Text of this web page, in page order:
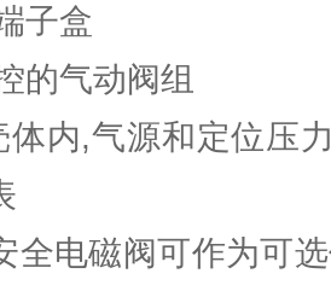
子盒
的气动阀组
体内,气源和定位压
全电磁阀可作为可